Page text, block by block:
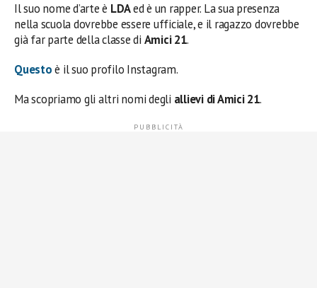
Il suo nome d’arte è LDAed è un rapper. La sua presenza
nella scuola dovrebbe essere ufficiale, e il ragazzo dovrebbe
già far parte della classe di Amici 21.
Questoè il suo profilo Instagram.
Ma scopriamo gli altri nomi degli allievi di Amici 21.